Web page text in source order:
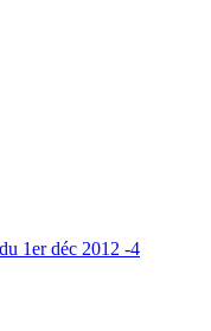
1er déc 2012 -4